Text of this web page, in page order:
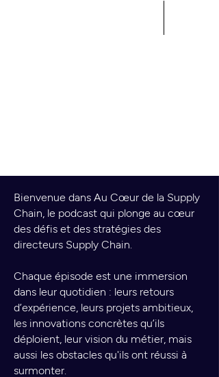
Bienvenue dans Au Cœur de la Supply
Chain, le podcast qui plonge au cœur
des défis et des stratégies des
directeurs Supply Chain.
Chaque épisode est une immersion
dans leur quotidien : leurs retours
d’expérience, leurs projets ambitieux,
les innovations concrètes qu’ils
déploient, leur vision du métier, mais
aussi les obstacles qu'ils ont réussi à
surmonter.